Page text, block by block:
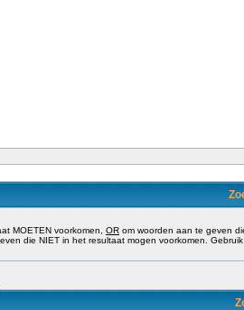
MOETEN voorkomen, OR om woorden aan te geven
die NIET in het resultaat mogen voorkomen. Gebruik